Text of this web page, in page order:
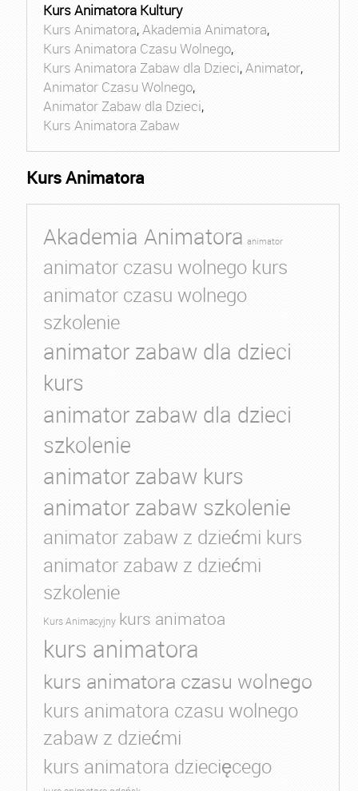
Kurs Animatora Kultury
Kurs Animatora,Akademia Animatora,
Kurs Animatora Czasu Wolnego,
Kurs Animatora Zabaw dla Dzieci,Animator,
Animator Czasu Wolnego,
Animator Zabaw dla Dzieci,
Kurs Animatora Zabaw
Kurs Animatora
Akademia Animatora animator
animator czasu wolnego kurs
animator czasu wolnego
szkolenie
animator zabaw dla dzieci
kurs
animator zabaw dla dzieci
szkolenie
animator zabaw kurs
animator zabaw szkolenie
animator zabaw z dziećmi kurs
animator zabaw z dziećmi
szkolenie
Kurs Animacyjny kurs animatoa
kurs animatora
kurs animatora czasu wolnego
kurs animatora czasu wolnego
zabaw z dziećmi
kurs animatora dziecięcego